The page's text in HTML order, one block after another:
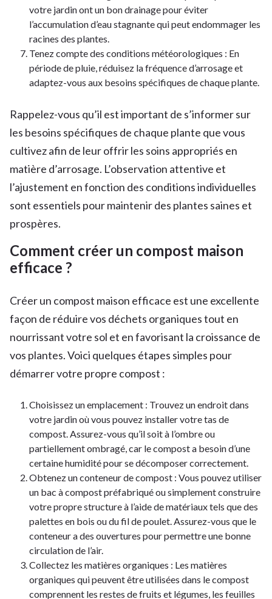
votre jardin ont un bon drainage pour éviter
l’accumulation d’eau stagnante qui peut endommager les
racines des plantes.
Tenez compte des conditions météorologiques : En
période de pluie, réduisez la fréquence d’arrosage et
adaptez-vous aux besoins spécifiques de chaque plante.
Rappelez-vous qu’il est important de s’informer sur
les besoins spécifiques de chaque plante que vous
cultivez afin de leur offrir les soins appropriés en
matière d’arrosage. L’observation attentive et
l’ajustement en fonction des conditions individuelles
sont essentiels pour maintenir des plantes saines et
prospères.
Comment créer un compost maison
efficace ?
Créer un compost maison efficace est une excellente
façon de réduire vos déchets organiques tout en
nourrissant votre sol et en favorisant la croissance de
vos plantes. Voici quelques étapes simples pour
démarrer votre propre compost :
Choisissez un emplacement : Trouvez un endroit dans
votre jardin où vous pouvez installer votre tas de
compost. Assurez-vous qu’il soit à l’ombre ou
partiellement ombragé, car le compost a besoin d’une
certaine humidité pour se décomposer correctement.
Obtenez un conteneur de compost : Vous pouvez utiliser
un bac à compost préfabriqué ou simplement construire
votre propre structure à l’aide de matériaux tels que des
palettes en bois ou du fil de poulet. Assurez-vous que le
conteneur a des ouvertures pour permettre une bonne
circulation de l’air.
Collectez les matières organiques : Les matières
organiques qui peuvent être utilisées dans le compost
comprennent les restes de fruits et légumes, les feuilles